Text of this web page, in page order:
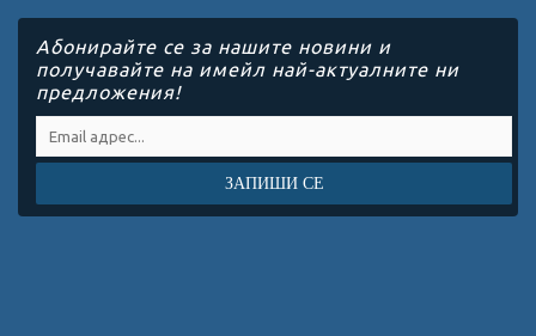
Абонирайте се за нашите новини и
получавайте на имейл най-актуалните ни
предложения!
ЗАПИШИ СЕ